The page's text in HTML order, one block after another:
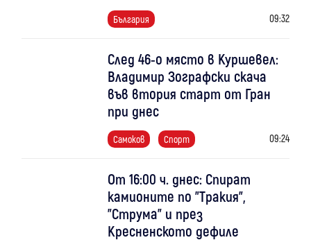
България 09:32
След 46-о място в Куршевел:
Владимир Зографски скача
във втория старт от Гран
при днес
Самоков Спорт 09:24
От 16:00 ч. днес: Спират
камионите по "Тракия",
"Струма" и през
Кресненското дефиле